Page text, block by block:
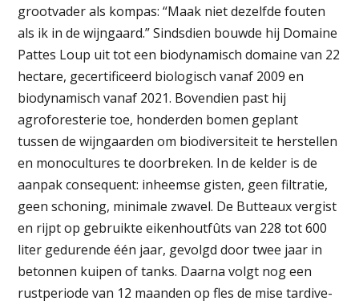
grootvader als kompas: “Maak niet dezelfde fouten
als ik in de wijngaard.” Sindsdien bouwde hij Domaine
Pattes Loup uit tot een biodynamisch domaine van 22
hectare, gecertificeerd biologisch vanaf 2009 en
biodynamisch vanaf 2021. Bovendien past hij
agroforesterie toe, honderden bomen geplant
tussen de wijngaarden om biodiversiteit te herstellen
en monocultures te doorbreken. In de kelder is de
aanpak consequent: inheemse gisten, geen filtratie,
geen schoning, minimale zwavel. De Butteaux vergist
en rijpt op gebruikte eikenhoutfûts van 228 tot 600
liter gedurende één jaar, gevolgd door twee jaar in
betonnen kuipen of tanks. Daarna volgt nog een
rustperiode van 12 maanden op fles de mise tardive-